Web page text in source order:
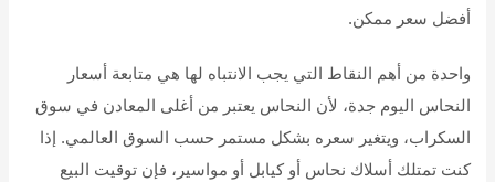
أفضل سعر ممكن.
واحدة من أهم النقاط التي يجب الانتباه لها هي متابعة أسعار
النحاس اليوم جدة، لأن النحاس يعتبر من أغلى المعادن في سوق
السكراب، ويتغير سعره بشكل مستمر حسب السوق العالمي. إذا
كنت تمتلك أسلاك نحاس أو كيابل أو مواسير، فإن توقيت البيع